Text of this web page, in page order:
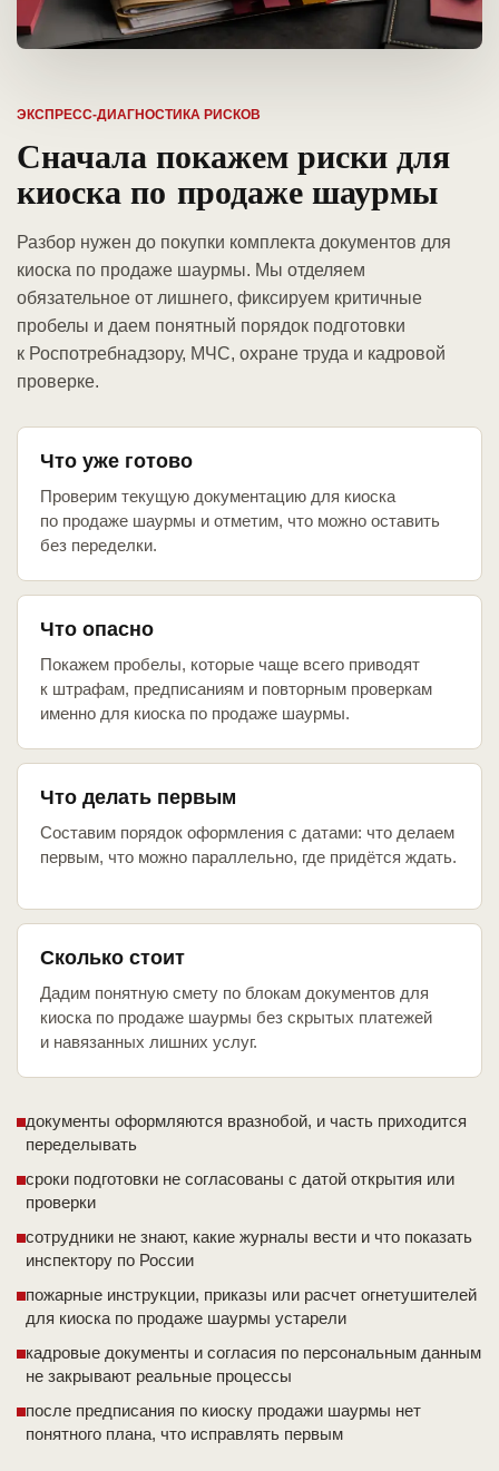
ЭКСПРЕСС-ДИАГНОСТИКА РИСКОВ
Сначала покажем риски для
киоска по продаже шаурмы
Разбор нужен до покупки комплекта документов для
киоска по продаже шаурмы. Мы отделяем
обязательное от лишнего, фиксируем критичные
пробелы и даем понятный порядок подготовки
к Роспотребнадзору, МЧС, охране труда и кадровой
проверке.
Что уже готово
Проверим текущую документацию для киоска
по продаже шаурмы и отметим, что можно оставить
без переделки.
Что опасно
Покажем пробелы, которые чаще всего приводят
к штрафам, предписаниям и повторным проверкам
именно для киоска по продаже шаурмы.
Что делать первым
Составим порядок оформления с датами: что делаем
первым, что можно параллельно, где придётся ждать.
Сколько стоит
Дадим понятную смету по блокам документов для
киоска по продаже шаурмы без скрытых платежей
и навязанных лишних услуг.
документы оформляются вразнобой, и часть приходится
переделывать
сроки подготовки не согласованы с датой открытия или
проверки
сотрудники не знают, какие журналы вести и что показать
инспектору по России
пожарные инструкции, приказы или расчет огнетушителей
для киоска по продаже шаурмы устарели
кадровые документы и согласия по персональным данным
не закрывают реальные процессы
после предписания по киоску продажи шаурмы нет
понятного плана, что исправлять первым